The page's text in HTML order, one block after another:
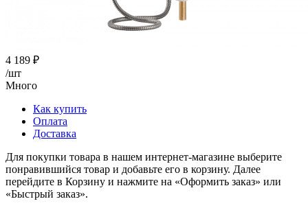
4 189 ₽
/шт
Много
Как купить
Оплата
Доставка
Для покупки товара в нашем интернет-магазине выберите
понравившийся товар и добавьте его в корзину. Далее
перейдите в Корзину и нажмите на «Оформить заказ» или
«Быстрый заказ».